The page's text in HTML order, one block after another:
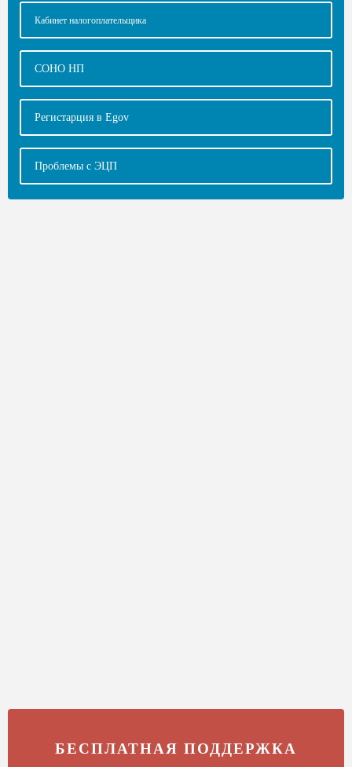
Кабинет налогоплательщика
СОНО НП
Регистарция в Egov
Проблемы с ЭЦП
БЕСПЛАТНАЯ ПОДДЕРЖКА